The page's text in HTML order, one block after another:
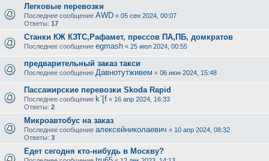
Легковые перевозки
Последнее сообщение AWD « 05 сен 2024, 00:07
Ответы: 17
Станки КЖ КЗТС,Рафамет, прессов ПА,ПБ, домкратов
Последнее сообщение egmash « 25 июл 2024, 00:55
предварительный заказ такси
Последнее сообщение Давнотутживем « 06 июн 2024, 15:48
Пассажирские перевозки Skoda Rapid
Последнее сообщение k`[f « 16 апр 2024, 16:33
Ответы: 2
Микроавтобус на заказ
Последнее сообщение алексейниколаевич « 10 апр 2024, 08:32
Ответы: 3
Едет сегодня кто-нибудь в Москву?